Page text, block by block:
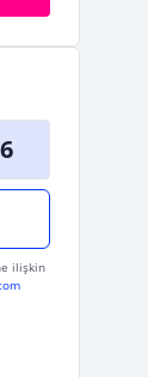
ilişkin